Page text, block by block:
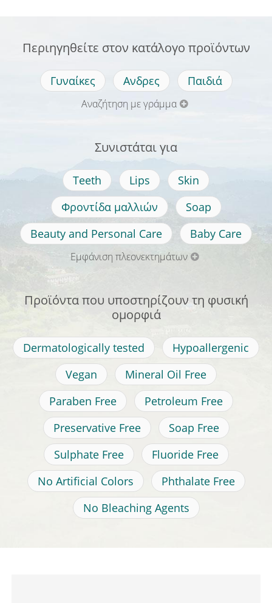
Περιηγηθείτε στον κατάλογο προϊόντων
Γυναίκες Ανδρες Παιδιά
Αναζήτηση με γράμμα
Συνιστάται για
Teeth Lips
Skin
Φροντίδα μαλλιών
Soap
Beauty and Personal Care
Baby Care
Εμφάνιση πλεονεκτημάτων
Προϊόντα που υποστηρίζουν τη φυσική
ομορφιά
Dermatologically tested
Hypoallergenic
Vegan
Mineral Oil Free
Paraben Free
Petroleum Free
Preservative Free
Soap Free
Sulphate Free
Fluoride Free
No Artificial Colors
Phthalate Free
No Bleaching Agents